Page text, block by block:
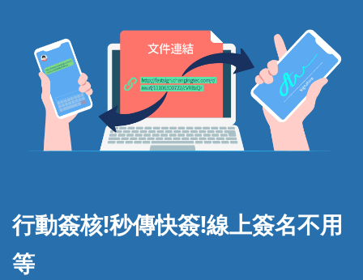
行動簽核!秒傳快簽!線上簽名不用
等